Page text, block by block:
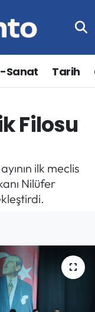
Sanat Tarih
Filosu
ilk meclis
Nilüfer